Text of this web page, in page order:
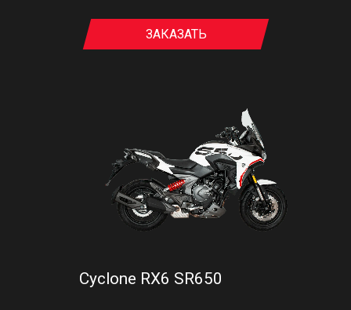
ЗАКАЗАТЬ
Cyclone RX6 SR650